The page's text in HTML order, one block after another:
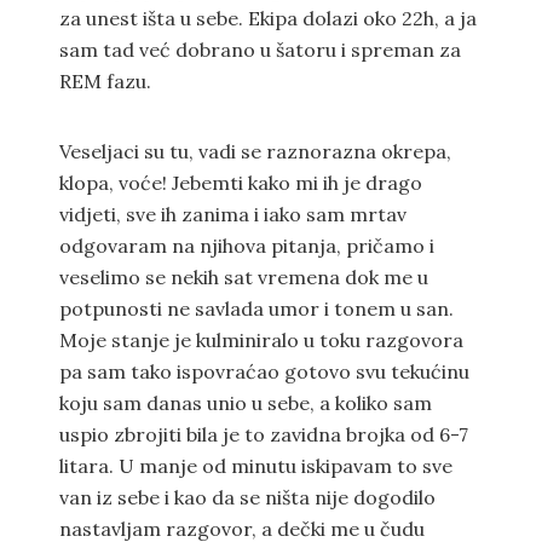
za unest išta u sebe. Ekipa dolazi oko 22h, a ja
sam tad već dobrano u šatoru i spreman za
REM fazu.
Veseljaci su tu, vadi se raznorazna okrepa,
klopa, voće! Jebemti kako mi ih je drago
vidjeti, sve ih zanima i iako sam mrtav
odgovaram na njihova pitanja, pričamo i
veselimo se nekih sat vremena dok me u
potpunosti ne savlada umor i tonem u san.
Moje stanje je kulminiralo u toku razgovora
pa sam tako ispovraćao gotovo svu tekućinu
koju sam danas unio u sebe, a koliko sam
uspio zbrojiti bila je to zavidna brojka od 6-7
litara. U manje od minutu iskipavam to sve
van iz sebe i kao da se ništa nije dogodilo
nastavljam razgovor, a dečki me u čudu